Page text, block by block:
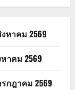
หาคม 2569
าคม 2569
กฎาคม 2569